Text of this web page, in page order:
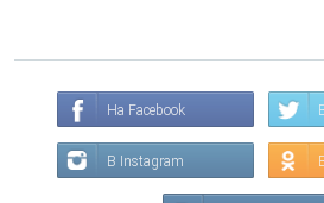
На Facebook
В Instagram